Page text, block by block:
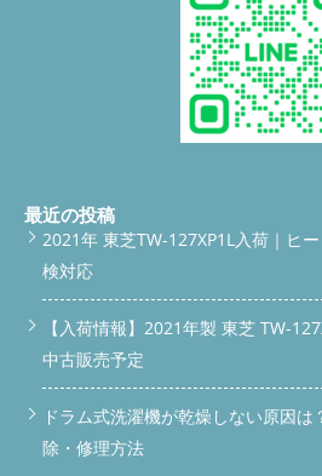
した。 ① ファンケース回転異常 部品
積し、回転抵抗が大きくなっていまし
いため、専用部品を交換しています。
伸びており、回転力が十分に伝わって
ト交換により、回転力が安定しました
時の振動と密閉不良を防ぐため、劣化
カスを徹底除去。 再発防止として非常
ム槽清掃前 ドラム槽清掃後 脱水カバ
換後 バランサー清掃前 バランサー清
るのか 結論： 多くのケースで「汚れ＋
乾燥使用による埃の蓄積 洗剤カス・糸
部品の劣化 特にNA-VX900ARは使用
の負荷が一気に増えやすい傾向があり
はある？ 結論： できるのは「フィルタ
は専門作業です。 乾燥フィルターの清
部を分解したり、無理に動かすと故障
す。 H59表示が出たら、早めの点検が
BUZZが選ばれる理由 便利屋BUZZはド
最近の投稿
2021年 東芝TW-127XP1L入荷｜ヒ
検対応
【入荷情報】2021年製 東芝 TW-
中古販売予定
ドラム式洗濯機が乾燥しない原因
除・修理方法